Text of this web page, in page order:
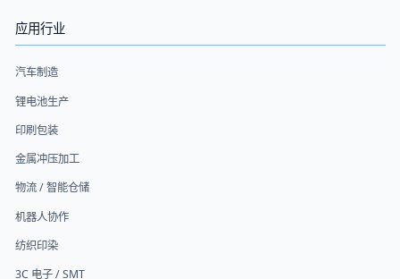
应用行业
汽车制造
锂电池生产
印刷包装
金属冲压加工
物流 / 智能仓储
机器人协作
纺织印染
3C 电子 / SMT